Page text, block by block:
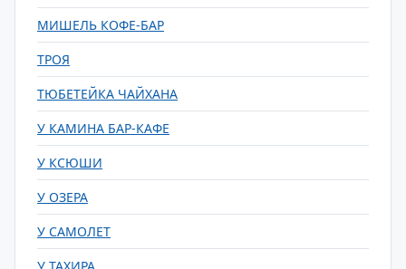
МИШЕЛЬ КОФЕ-БАР
ТРОЯ
ТЮБЕТЕЙКА ЧАЙХАНА
У КАМИНА БАР-КАФЕ
У КСЮШИ
У ОЗЕРА
У САМОЛЕТ